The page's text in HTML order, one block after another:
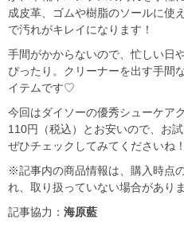
成皮革、ゴムや樹脂のソールに使
で汚れがキレイになります！
手間がかからないので、忙しい日
ぴったり。クリーナーを出す手間
イテムです♡
今回はダイソーの優秀シューケア
110円（税込）とお安いので、お
ぜひチェックしてみてくださいね！
※記事内の商品情報は、購入時点
れ、取り扱っていない場合がありま
記事協力： 海原藍